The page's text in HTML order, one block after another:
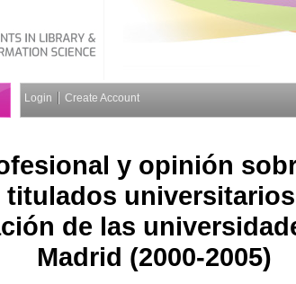
Login Create Account
y opinión
titulados
de las
Madrid (2000-2005)